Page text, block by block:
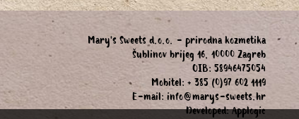
Mary's Sweets d.o.o. - prirodna kozmetika
Šublinov brijeg 16, 10000 Zagreb
OIB: 58946475054
Mobitel: + 385 (0)97 602 1119
E-mail: info@marys-sweets.hr
Developed: Applogic